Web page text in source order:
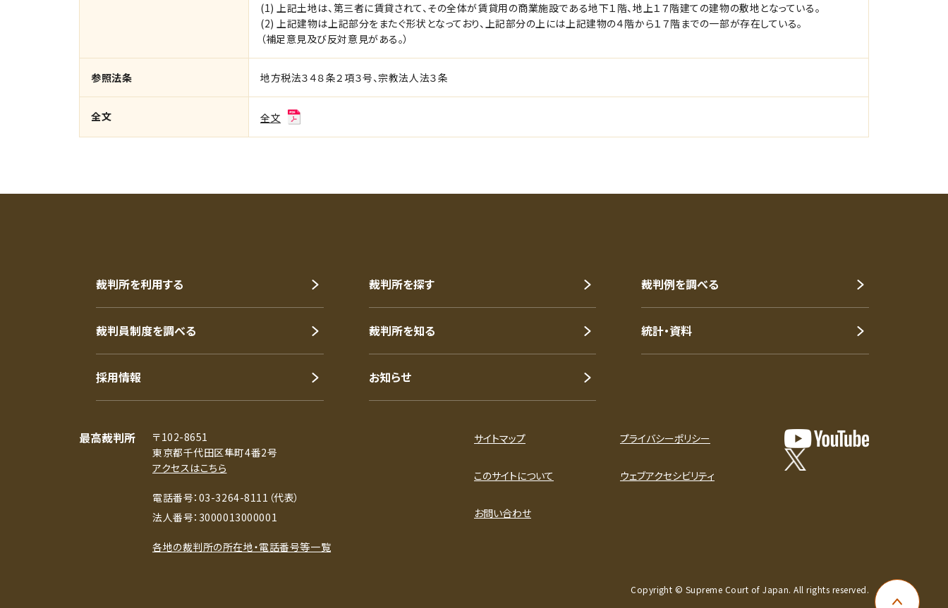
(1) 上記土地は、第三者に賃貸されて、その全体が賃貸用の商業施設である地下１階、地上１７階建ての建物の敷地となっている。
(2) 上記建物は上記部分をまたぐ形状となっており、上記部分の上には上記建物の４階から１７階までの一部が存在している。
（補足意見及び反対意見がある。）
参照法条 地方税法３４８条２項３号、宗教法人法３条
全文 全文
裁判所を利用する 裁判所を探す 裁判例を調べる
裁判員制度を調べる 裁判所を知る 統計・資料
採用情報 お知らせ
最高裁判所
〒102-8651
東京都千代田区隼町4番2号
アクセスはこちら
電話番号：03-3264-8111（代表）
法人番号：3000013000001
各地の裁判所の所在地・電話番号等一覧
サイトマップ プライバシーポリシー
このサイトについて ウェブアクセシビリティ
お問い合わせ
Copyright © Supreme Court of Japan. All rights reserved.